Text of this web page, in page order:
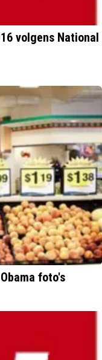
volgens National
foto's